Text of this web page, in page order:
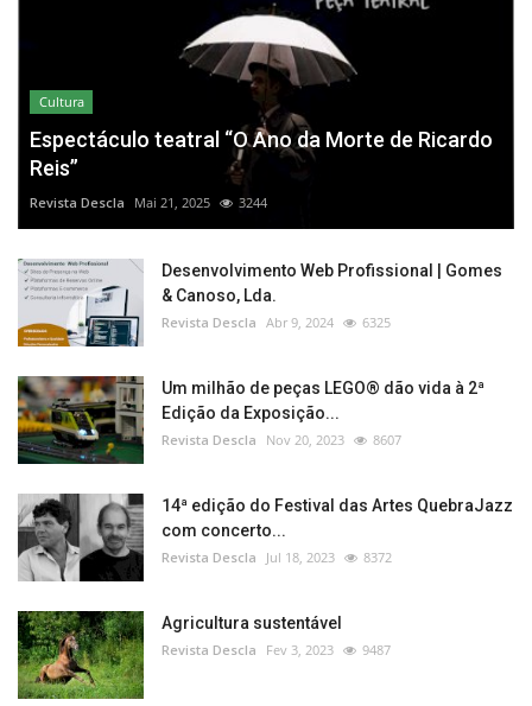
Cultura
Espectáculo teatral “O Ano da Morte de Ricardo
Reis”
Revista Descla Mai 21, 2025 3244
Desenvolvimento Web Profissional | Gomes
& Canoso, Lda.
Revista Descla Abr 9, 2024 6325
Um milhão de peças LEGO® dão vida à 2ª
Edição da Exposição...
Revista Descla Nov 20, 2023 8607
14ª edição do Festival das Artes QuebraJazz
com concerto...
Revista Descla Jul 18, 2023 8372
Agricultura sustentável
Revista Descla Fev 3, 2023 9487